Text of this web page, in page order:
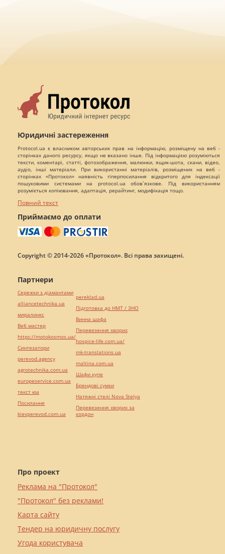
Юридичні застереження
Protocol.ua є власником авторських прав на інформацію, розміщену на веб -
сторінках даного ресурсу, якщо не вказано інше. Під інформацією розуміються
тексти, коментарі, статті, фотозображення, малюнки, ящик-шота, скани, відео,
аудіо, інші матеріали. При використанні матеріалів, розміщених на веб -
сторінках «Протокол» наявність гіперпосилання відкритого для індексації
пошуковими системами на protocol.ua обов`язкове. Під використанням
розуміється копіювання, адаптація, рерайтинг, модифікація тощо.
Повний текст
Приймаємо до оплати
Copyright © 2014-2026 «Протокол». Всі права захищені.
Про проект
Реклама на "Протокол"
"Протокол" без реклами!
Карта сайту
Тендер на юридичну послугу
Угода користувача
Партнери
Сережки з діамантами
alliancetechnika.ua
миралинкс
Веб мастер
https://motokosmos.ua/
Синтезатори
perevod.agency
agrotechnika.com.ua
europeservice.com.ua
текст юа
Посилання
kievperevod.com.ua
pereklad.ua
Підготовка до НМТ / ЗНО
Винна шафа
Перевезення хворих
hospice-life.com.ua/
mk-translations.ua
maltina.com.ua
Шафи купе
Брендові сумки
Натяжні стелі Nova Stelya
Перевезення хворих за
кордон